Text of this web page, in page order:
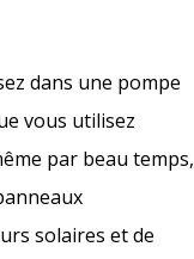
dans une pompe
vous utilisez
par beau temps,
solaires et de